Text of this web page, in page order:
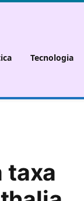
Tecnologia
taxa